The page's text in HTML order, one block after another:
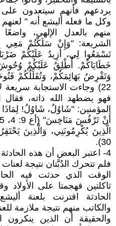
يردعهم فأنهم سيتعدون على
وكل ما فعله أليشع أنه "
منهم بالعدل الإلهي،
الشريعة: "وَإِنْ سَلَكْتُمْ مَعِي
تَسْمَعُوا لِي، أَزِيدُ عَلَيْكُمْ
خَطَايَاكُمْ. أُطْلِقُ عَلَيْكُمْ وُحُوشَ
22) وجاءت الاستجابة
فهو يضطهد الله ذاته،
المؤمنين: "شَاوُلُ، شَاوُلُ!
30).
4- اعتبر البعض أن هذه
فلم تتحرك الدُبَّتان نتيجة
الوقت الذي حدثت فيه
الحادثة اقترنت بلعنة
والكاتب منهم نتيجة ملازمة
والحقيقة أن الذين ينكرون